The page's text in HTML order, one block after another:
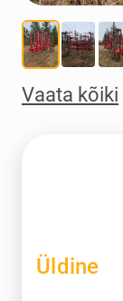
Vaata kõiki
Üldine